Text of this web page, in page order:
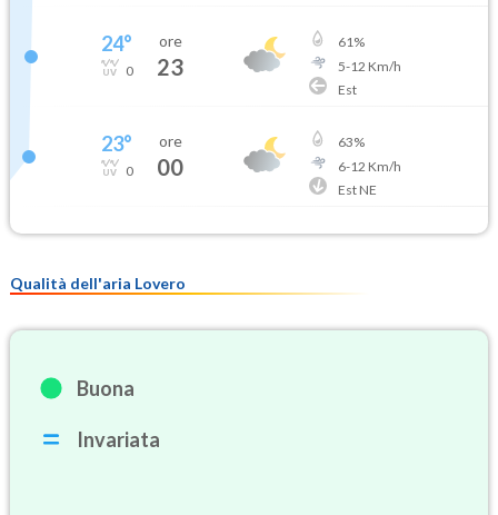
24°
0
ore
23
61%
5-12 Km/h
Est
23°
0
ore
00
63%
6-12 Km/h
Est NE
Qualità dell'aria Lovero
Buona
Invariata